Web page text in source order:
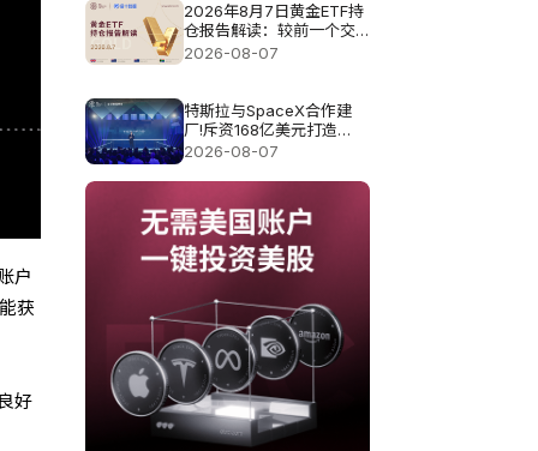
户
获
好
2026年8月7日黄金ETF持
仓报告解读：较前一个交
易日增加0.571吨
2026-08-07
特斯拉与SpaceX合作建
厂!斥资168亿美元打造
Terafab基地
2026-08-07